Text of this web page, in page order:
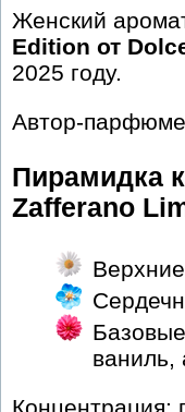
Женский
Edition от
2025 году.
Автор-
Пирамидка
Zafferano
ваниль,
Концентрация: